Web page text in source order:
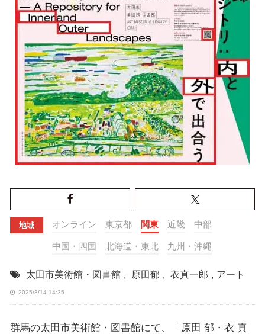
地域 オンライン 東京都 関東 近畿 中部
中国・四国 北海道・東北 九州・沖縄
太田市美術館・図書館 , 原田郁 , 衣真一郎 , アート
2025/3/14 14:35
群馬の太田市美術館・図書館にて、「原田 郁・衣 真